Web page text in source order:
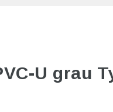
U grau